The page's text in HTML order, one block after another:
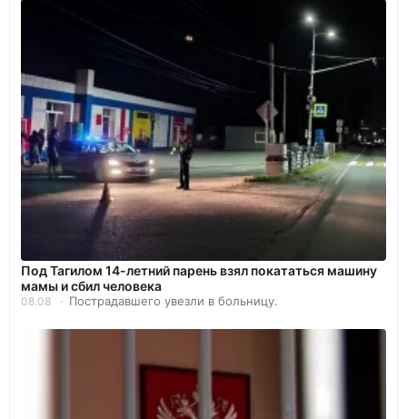
Под Тагилом 14-летний парень взял покататься машину
мамы и сбил человека
08.08 Пострадавшего увезли в больницу.